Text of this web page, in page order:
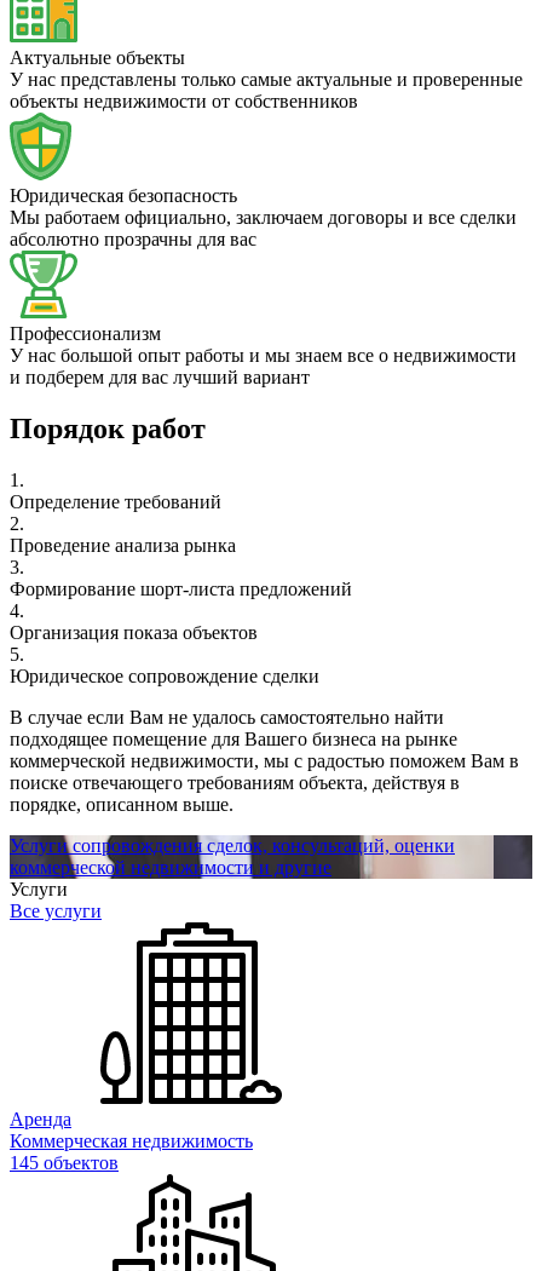
Актуальные объекты
У нас представлены только самые актуальные и проверенные
объекты недвижимости от собственников
Юридическая безопасность
Мы работаем официально, заключаем договоры и все сделки
абсолютно прозрачны для вас
Профессионализм
У нас большой опыт работы и мы знаем все о недвижимости
и подберем для вас лучший вариант
Порядок работ
1.
Определение требований
2.
Проведение анализа рынка
3.
Формирование шорт-листа предложений
4.
Организация показа объектов
5.
Юридическое сопровождение сделки
В случае если Вам не удалось самостоятельно найти
подходящее помещение для Вашего бизнеса на рынке
коммерческой недвижимости, мы с радостью поможем Вам в
поиске отвечающего требованиям объекта, действуя в
порядке, описанном выше.
Услуги сопровождения сделок, консультаций, оценки
коммерческой недвижимости и другие
Услуги
Все услуги
Аренда
Коммерческая недвижимость
145 объектов